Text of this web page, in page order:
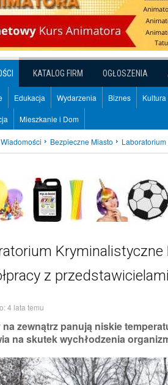
KATALOG FIRM OGŁOSZENIA
Edukacja Wydarzenia Biznes
Mieszkanie i Dom
Wiadomości Bezpieczne Miasto
Kryminalistyczne
z
4 lata temu
na zewnątrz panują niskie
na skutek wychłodzenia